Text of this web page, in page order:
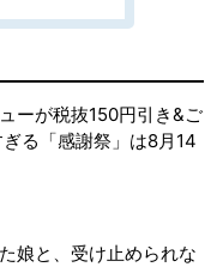
ーが税抜150円引き&ご
る「感謝祭」は8月14
娘と、受け止められな